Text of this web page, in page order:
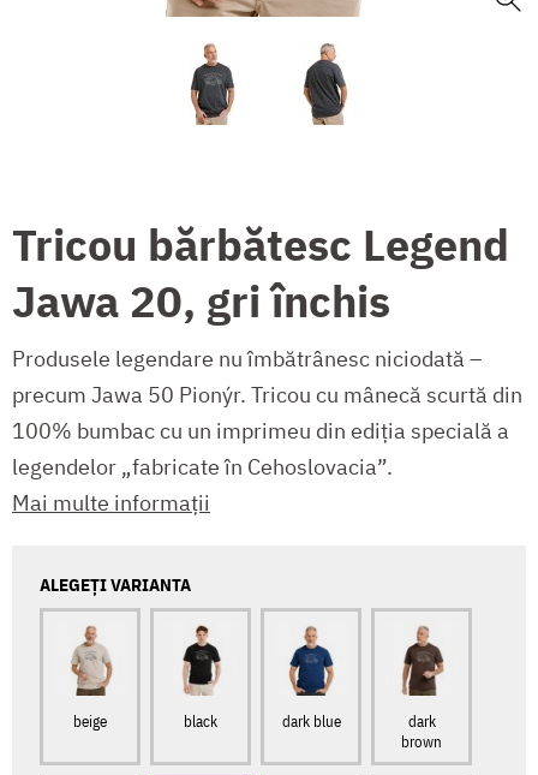
Tricou bărbătesc Legend
Jawa 20, gri închis
Produsele legendare nu îmbătrânesc niciodată –
precum Jawa 50 Pionýr. Tricou cu mânecă scurtă din
100% bumbac cu un imprimeu din ediția specială a
legendelor „fabricate în Cehoslovacia”.
Mai multe informații
ALEGEȚI VARIANTA
beige black dark blue
dark
brown